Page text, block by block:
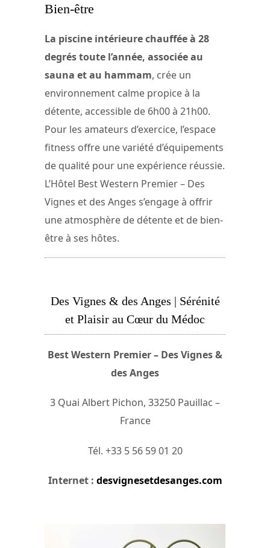
Bien-être
La piscine intérieure chauffée à 28
degrés toute l’année, associée au
sauna et au hammam, crée un
environnement calme propice à la
détente, accessible de 6h00 à 21h00.
Pour les amateurs d’exercice, l’espace
fitness offre une variété d’équipements
de qualité pour une expérience réussie.
L’Hôtel Best Western Premier – Des
Vignes et des Anges s’engage à offrir
une atmosphère de détente et de bien-
être à ses hôtes.
Des Vignes & des Anges | Sérénité
et Plaisir au Cœur du Médoc
Best Western Premier – Des Vignes &
des Anges
3 Quai Albert Pichon, 33250 Pauillac –
France
Tél. +33 5 56 59 01 20
Internet : desvignesetdesanges.com